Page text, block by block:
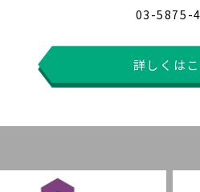
03-5875-
詳しくは